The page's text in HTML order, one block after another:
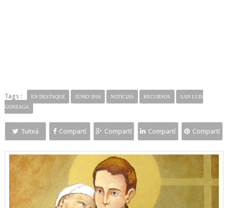
Tags : EN DESTAQUE JUNIO 2016 NOTICIAS RECURSOS
SAN LUIS
GONZAGA
Tuiteá Compartí Compartí Compartí Compartí